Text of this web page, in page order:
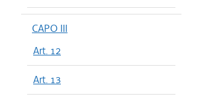
CAPO III
Art. 12
Art. 13